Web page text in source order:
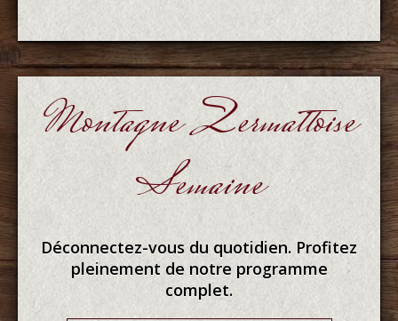
Montagne Zermattoise
Semaine
Déconnectez-vous du quotidien. Profitez
pleinement de notre programme
complet.